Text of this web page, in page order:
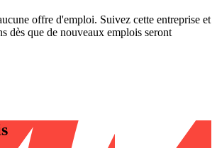
offre d'emploi. Suivez cette entreprise et
dès que de nouveaux emplois seront